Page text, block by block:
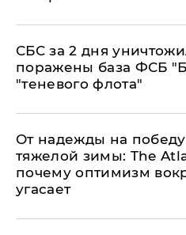
СБС за 2 дня
поражены база ФСБ
"теневого флота"
От надежды на
тяжелой зимы: The
почему оптимизм
угасает